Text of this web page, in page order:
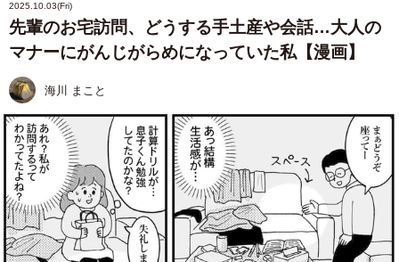
2025.10.03(Fri)
先輩のお宅訪問、どうする手土産や会話…大人の
マナーにがんじがらめになっていた私【漫画】
海川 まこと